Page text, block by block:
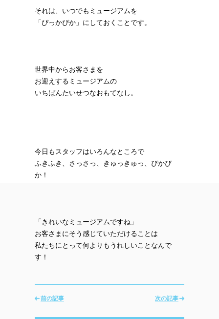
それは、いつでもミュージアムを
「ぴっかぴか」にしておくことです。
世界中からお客さまを
お迎えするミュージアムの
いちばんたいせつなおもてなし。
今日もスタッフはいろんなところで
ふきふき、さっさっ、きゅっきゅっ、ぴかぴ
か！
「きれいなミュージアムですね」
お客さまにそう感じていただけることは
私たちにとって何よりもうれしいことなんで
す！
次の記事
前の記事